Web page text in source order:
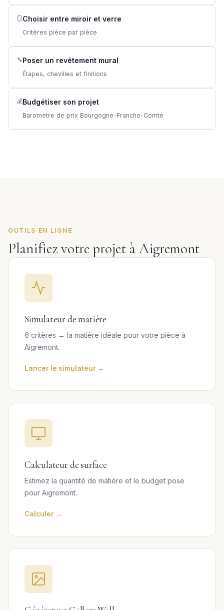
🪞Choisir entre miroir et verre
Critères pièce par pièce
🔧Poser un revêtement mural
Étapes, chevilles et finitions
💰Budgétiser son projet
Baromètre de prix Bourgogne-Franche-Comté
OUTILS EN LIGNE
Planifiez votre projet à Aigremont
Simulateur de matière
6 critères → la matière idéale pour votre pièce à
Aigremont.
Lancer le simulateur →
Calculateur de surface
Estimez la quantité de matière et le budget pose
pour Aigremont.
Calculer →